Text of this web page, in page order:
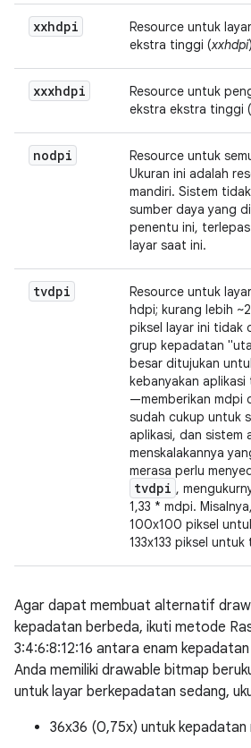
xxhdpi
Resource untuk
ekstra tinggi (xxhdpi
xxxhdpi
Resource untuk
ekstra ekstra tinggi (
nodpi
Resource untuk
Ukuran ini adalah
mandiri. Sistem
sumber daya yang
penentu ini,
layar saat ini.
tvdpi
Resource untuk
hdpi; kurang lebih
piksel layar ini tidak
grup kepadatan
besar ditujukan
kebanyakan aplikasi
—memberikan mdpi
sudah cukup untuk
aplikasi, dan sistem
menskalakannya
merasa perlu
tvdpi ,
1,33 * mdpi.
100x100 piksel
133x133 piksel untuk
Agar dapat membuat alternatif
kepadatan berbeda, ikuti metode
3:4:6:8:12:16 antara enam
Anda memiliki drawable bitmap
untuk layar berkepadatan sedang,
36x36 (0,75x) untuk kepadatan